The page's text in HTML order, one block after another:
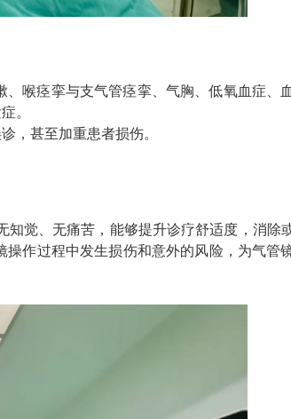
喉痉挛与支气管痉挛、气胸、低氧血症、
。
，甚至加重患者损伤。
觉、无痛苦，能够提升诊疗舒适度，消除
作过程中发生损伤和意外的风险，为气管